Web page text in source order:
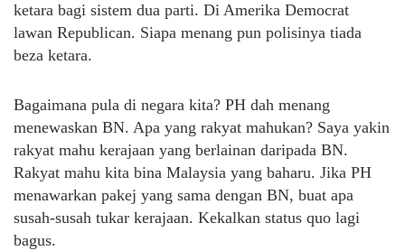
ketara bagi sistem dua parti. Di Amerika Democrat
lawan Republican. Siapa menang pun polisinya tiada
beza ketara.
Bagaimana pula di negara kita? PH dah menang
menewaskan BN. Apa yang rakyat mahukan? Saya yakin
rakyat mahu kerajaan yang berlainan daripada BN.
Rakyat mahu kita bina Malaysia yang baharu. Jika PH
menawarkan pakej yang sama dengan BN, buat apa
susah-susah tukar kerajaan. Kekalkan status quo lagi
bagus.